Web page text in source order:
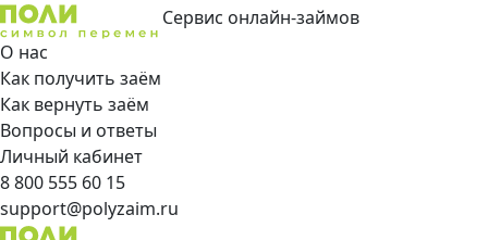
Сервис онлайн-займов
О нас
Как получить заём
Как вернуть заём
Вопросы и ответы
Личный кабинет
8 800 555 60 15
support@polyzaim.ru